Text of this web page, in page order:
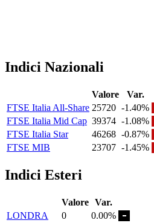
Indici Nazionali
Valore
Var.
FTSE Italia All-Share 25720 -1.40%
FTSE Italia Mid Cap 39374 -1.08%
FTSE Italia Star
46268 -0.87%
FTSE MIB
23707 -1.45%
Indici Esteri
Valore Var.
LONDRA
0
0.00%